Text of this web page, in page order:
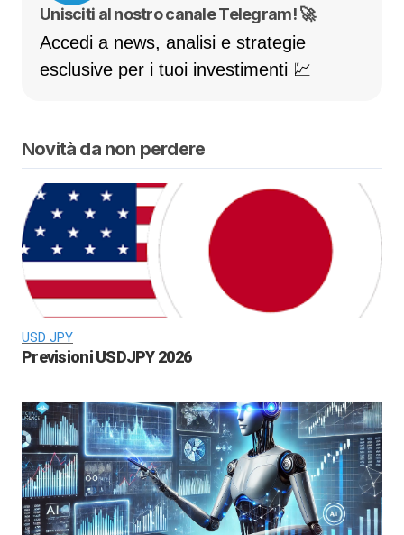
Unisciti al nostro canale Telegram! 🚀
Accedi a news, analisi e strategie
esclusive per i tuoi investimenti 💹
Novità da non perdere
USD JPY
Previsioni USDJPY 2026